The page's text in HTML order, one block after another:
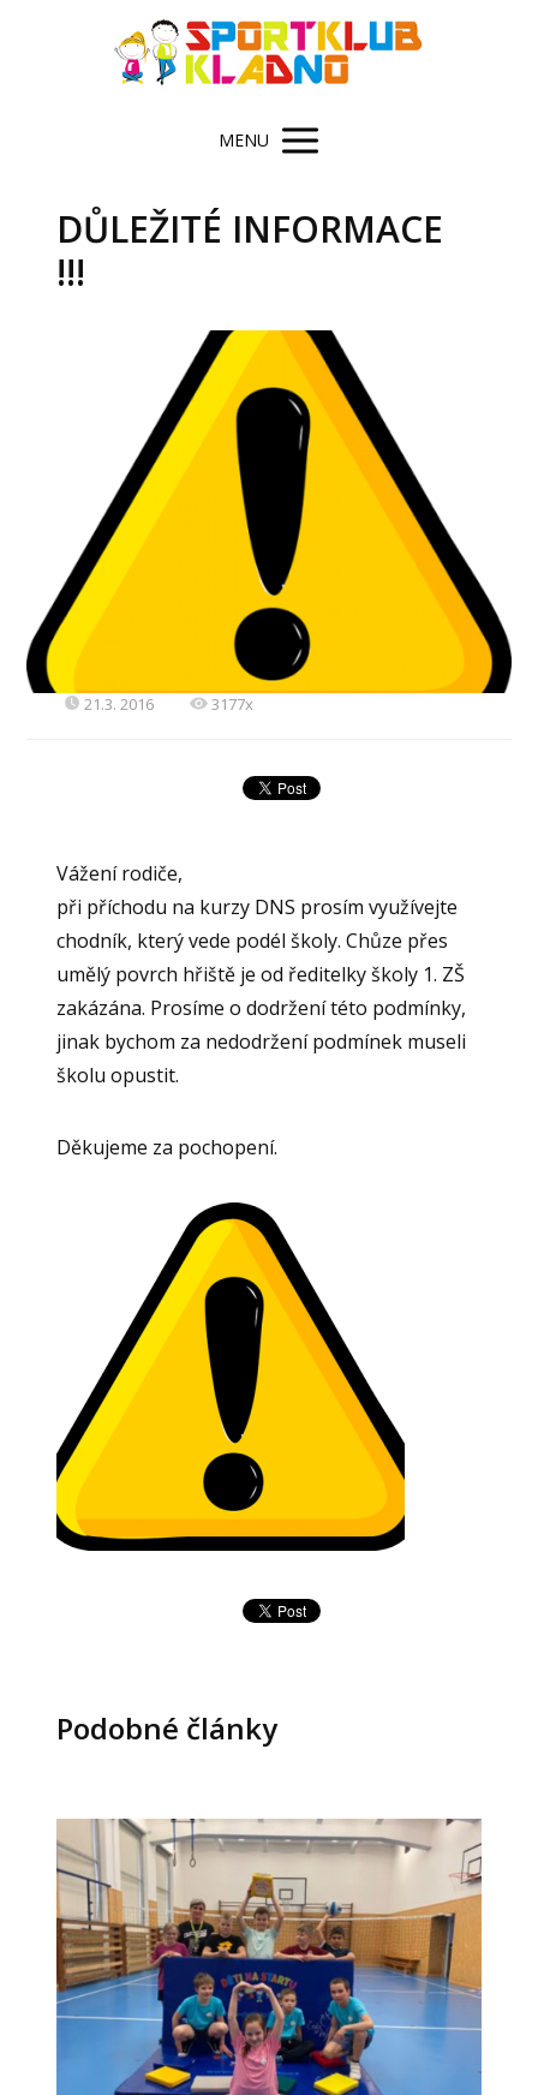
MENU
DŮLEŽITÉ INFORMACE
!!!
21.3. 2016 3177x
Vážení rodiče,
při příchodu na kurzy DNS prosím využívejte
chodník, který vede podél školy. Chůze přes
umělý povrch hřiště je od ředitelky školy 1. ZŠ
zakázána. Prosíme o dodržení této podmínky,
jinak bychom za nedodržení podmínek museli
školu opustit.
Děkujeme za pochopení.
Podobné články